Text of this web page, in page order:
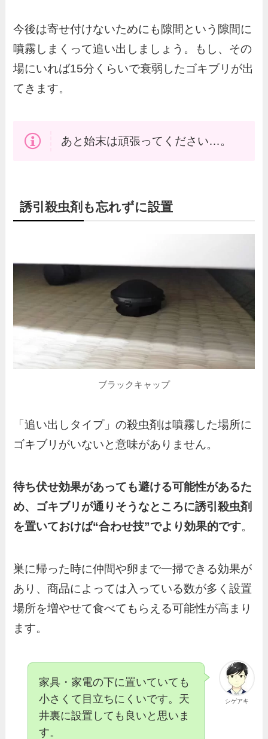
今後は寄せ付けないためにも隙間という隙間に
噴霧しまくって追い出しましょう。もし、その
場にいれば15分くらいで衰弱したゴキブリが出
てきます。
あと始末は頑張ってください…。
誘引殺虫剤も忘れずに設置
ブラックキャップ
「追い出しタイプ」の殺虫剤は噴霧した場所に
ゴキブリがいないと意味がありません。
待ち伏せ効果があっても避ける可能性があるた
め、ゴキブリが通りそうなところに誘引殺虫剤
を置いておけば“合わせ技”でより効果的です。
巣に帰った時に仲間や卵まで一掃できる効果が
あり、商品によっては入っている数が多く設置
場所を増やせて食べてもらえる可能性が高まり
ます。
シゲアキ
家具・家電の下に置いていても
小さくて目立ちにくいです。天
井裏に設置しても良いと思いま
す。